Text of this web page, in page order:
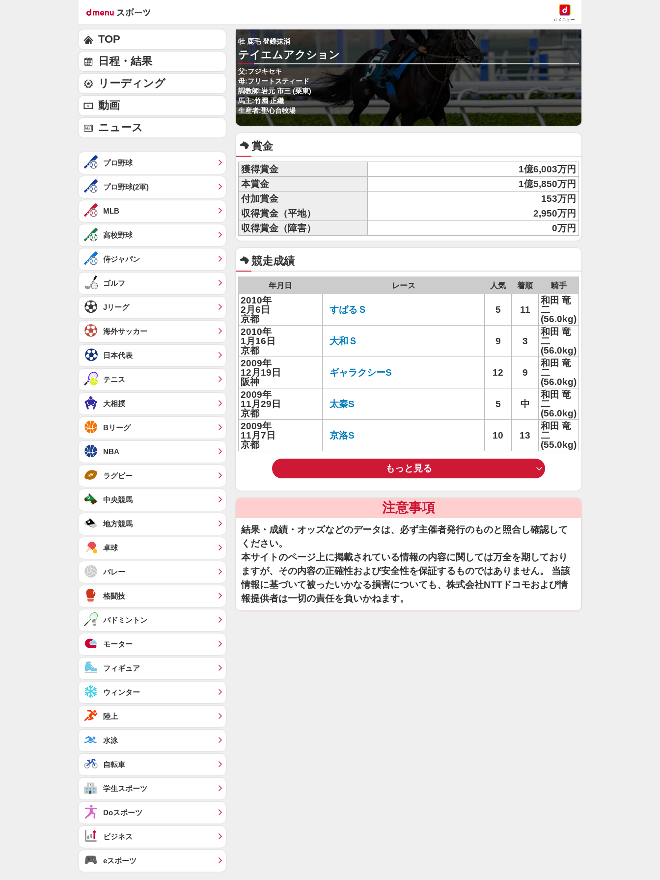
dメニュー
牡 鹿毛 登録抹消
テイエムアクション
父:フジキセキ
母:フリートスティード
調教師:岩元 市三 (栗東)
馬主:竹園 正繼
生産者:聖心台牧場
賞金
獲得賞金
1億6,003万円
本賞金
1億5,850万円
付加賞金
153万円
収得賞金（平地）
2,950万円
収得賞金（障害）
0万円
競走成績
年月日 レース 人気 着順 騎手
2010年
2月6日
京都
すばるＳ 5 11
和田 竜
二
(56.0kg)
2010年
1月16日
京都
大和Ｓ 9 3
和田 竜
二
(56.0kg)
2009年
12月19日
阪神
ギャラクシーS 12 9
和田 竜
二
(56.0kg)
2009年
11月29日
京都
太秦S 5 中
和田 竜
二
(56.0kg)
2009年
11月7日
京都
京洛S 10 13
和田 竜
二
(55.0kg)
もっと見る
注意事項
結果・成績・オッズなどのデータは、必ず主催者発行のものと照合し確認して
ください。
本サイトのページ上に掲載されている情報の内容に関しては万全を期しており
ますが、その内容の正確性および安全性を保証するものではありません。 当該
情報に基づいて被ったいかなる損害についても、株式会社NTTドコモおよび情
報提供者は一切の責任を負いかねます。
TOP
日程・結果
リーディング
動画
ニュース
プロ野球
プロ野球(2軍)
MLB
高校野球
侍ジャパン
ゴルフ
Jリーグ
海外サッカー
日本代表
テニス
大相撲
Bリーグ
NBA
ラグビー
中央競馬
地方競馬
卓球
バレー
格闘技
バドミントン
モーター
フィギュア
ウィンター
陸上
水泳
自転車
学生スポーツ
Doスポーツ
ビジネス
eスポーツ